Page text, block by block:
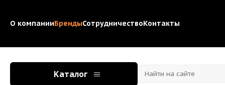
О компанииБрендыСотрудничествоКонтакты
Каталог